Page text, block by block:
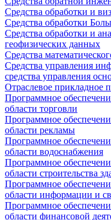
Средства обработки и
Средства обработки
Средства обработки и
геофизических данных
Средства
Средства управления
средства управления
Отраслевое прикладное
Программное
области торговли
Программное
области рекламы
Программное
области водоснабжения
Программное
области строительства
Программное
области информации и
Программное
области финансовой